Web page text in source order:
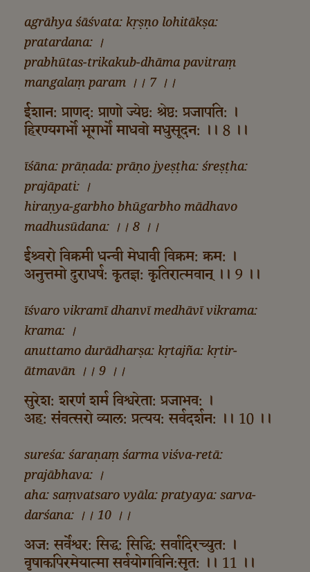
agrāhya śāśvata: kṛṣṇo lohitākṣa:
pratardana: ।
prabhūtas-trikakub-dhāma pavitraṃ
mangalaṃ param ।। 7 ।।
ईशान: प्राणद: प्राणो ज्येष्ठ: श्रेष्ठ: प्रजापति: ।
हिरण्यगर्भो भूगर्भो माधवो मधुसूदन: ।। 8 ।।
īśāna: prāṇada: prāṇo jyeṣṭha: śreṣṭha:
prajāpati: ।
hiraṇya-garbho bhūgarbho mādhavo
madhusūdana: ।। 8 ।।
ईश्र्वरो विक्रमी धन्वी मेधावी विक्रम: क्रम: ।
अनुत्तमो दुराधर्ष: कृतज्ञ: कृतिरात्मवान्‌ ।। 9 ।।
īśvaro vikramī dhanvī medhāvī vikrama:
krama: ।
anuttamo durādharṣa: kṛtajña: kṛtir-
ātmavān ।। 9 ।।
सुरेश: शरणं शर्म विश्वरेता: प्रजाभव: ।
अह: संवत्सरो व्याल: प्रत्यय: सर्वदर्शन: ।। 10 ।।
sureśa: śaraṇaṃ śarma viśva-retā:
prajābhava: ।
aha: saṃvatsaro vyāla: pratyaya: sarva-
darśana: ।। 10 ।।
अज: सर्वेश्वर: सिद्ध: सिद्धि: सर्वादिरच्युत: ।
वृषाकपिरमेयात्मा सर्वयोगविनि:सृत: ।। 11 ।।